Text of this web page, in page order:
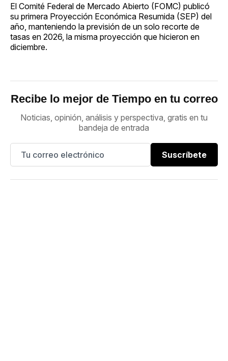
El Comité Federal de Mercado Abierto (FOMC) publicó
su primera Proyección Económica Resumida (SEP) del
año, manteniendo la previsión de un solo recorte de
tasas en 2026, la misma proyección que hicieron en
diciembre.
Recibe lo mejor de Tiempo en tu correo
Noticias, opinión, análisis y perspectiva, gratis en tu
bandeja de entrada
Suscríbete